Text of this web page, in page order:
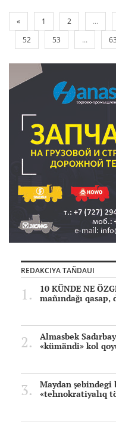
« 1 2 ...
52
53 ... 63
REDAKCIYA TAÑDAUI
10 KÜNDE NE
mañındağı qasap,
Almasbek
«kümändi» kol
Maydan
«tehnokratiyalıq